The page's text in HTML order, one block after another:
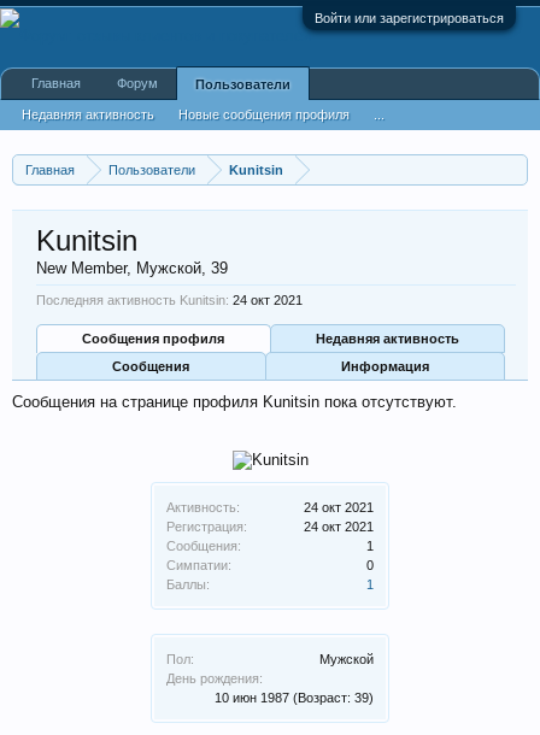
Войти или зарегистрироваться
Главная Пользователи Kunitsin
Активность:
24 окт 2021
Регистрация:
24 окт 2021
Сообщения:
1
Симпатии:
0
Баллы:
1
Пол:
Мужской
День рождения:
10 июн 1987 (Возраст: 39)
Kunitsin
New Member, Мужской, 39
Последняя активность Kunitsin: 24 окт 2021
Сообщения профиля
Недавняя активность
Сообщения
Информация
Сообщения на странице профиля Kunitsin пока отсутствуют.
Главная Форум Пользователи
Недавняя активность Новые сообщения профиля